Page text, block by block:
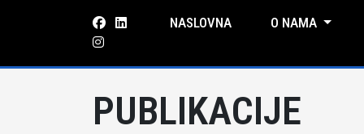
NASLOVNA O NAMA
PUBLIKACIJE